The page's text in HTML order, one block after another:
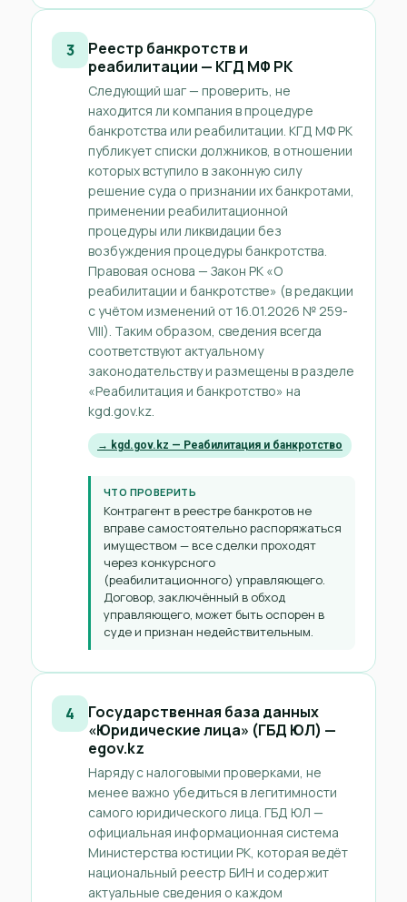
3
Реестр банкротств и
реабилитации — КГД МФ РК
Следующий шаг — проверить, не
находится ли компания в процедуре
банкротства или реабилитации. КГД МФ РК
публикует списки должников, в отношении
которых вступило в законную силу
решение суда о признании их банкротами,
применении реабилитационной
процедуры или ликвидации без
возбуждения процедуры банкротства.
Правовая основа — Закон РК «О
реабилитации и банкротстве» (в редакции
с учётом изменений от 16.01.2026 № 259-
VIII). Таким образом, сведения всегда
соответствуют актуальному
законодательству и размещены в разделе
«Реабилитация и банкротство» на
kgd.gov.kz.
→ kgd.gov.kz — Реабилитация и банкротство
ЧТО ПРОВЕРИТЬ
Контрагент в реестре банкротов не
вправе самостоятельно распоряжаться
имуществом — все сделки проходят
через конкурсного
(реабилитационного) управляющего.
Договор, заключённый в обход
управляющего, может быть оспорен в
суде и признан недействительным.
4
Государственная база данных
«Юридические лица» (ГБД ЮЛ) —
egov.kz
Наряду с налоговыми проверками, не
менее важно убедиться в легитимности
самого юридического лица. ГБД ЮЛ —
официальная информационная система
Министерства юстиции РК, которая ведёт
национальный реестр БИН и содержит
актуальные сведения о каждом